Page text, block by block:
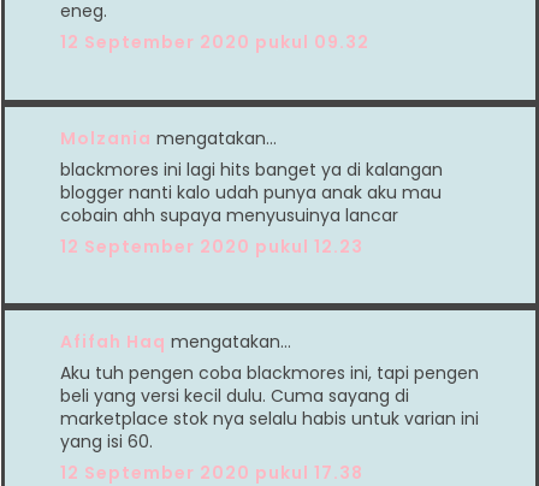
eneg.
12 September 2020 pukul 09.32
Molzania mengatakan…
blackmores ini lagi hits banget ya di kalangan
blogger nanti kalo udah punya anak aku mau
cobain ahh supaya menyusuinya lancar
12 September 2020 pukul 12.23
Afifah Haq mengatakan…
Aku tuh pengen coba blackmores ini, tapi pengen
beli yang versi kecil dulu. Cuma sayang di
marketplace stok nya selalu habis untuk varian ini
yang isi 60.
12 September 2020 pukul 17.38